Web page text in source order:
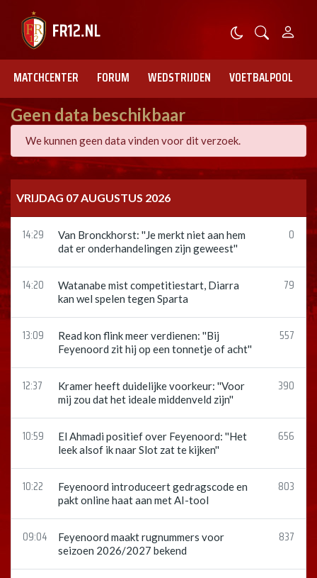
MATCHCENTER FORUM WEDSTRIJDEN VOETBALPOOL
Geen data beschikbaar
We kunnen geen data vinden voor dit verzoek.
VRIJDAG 07 AUGUSTUS 2026
14:29
Van Bronckhorst: ''Je merkt niet aan hem
dat er onderhandelingen zijn geweest''
0
14:20
Watanabe mist competitiestart, Diarra
kan wel spelen tegen Sparta
79
13:09
Read kon flink meer verdienen: ''Bij
Feyenoord zit hij op een tonnetje of acht''
557
12:37
Kramer heeft duidelijke voorkeur: ''Voor
mij zou dat het ideale middenveld zijn''
390
10:59
El Ahmadi positief over Feyenoord: ''Het
leek alsof ik naar Slot zat te kijken''
656
10:22
Feyenoord introduceert gedragscode en
pakt online haat aan met AI-tool
803
09:04
Feyenoord maakt rugnummers voor
seizoen 2026/2027 bekend
837